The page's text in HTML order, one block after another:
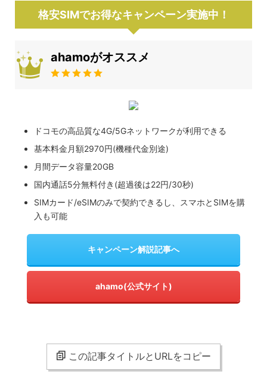
格安SIMでお得なキャンペーン実施中！
ahamoがオススメ
ドコモの高品質な4G/5Gネットワークが利用できる
基本料金月額2970円(機種代金別途)
月間データ容量20GB
国内通話5分無料付き(超過後は22円/30秒)
SIMカード/eSIMのみで契約できるし、スマホとSIMを購
入も可能
キャンペーン解説記事へ
ahamo(公式サイト)
この記事タイトルとURLをコピー